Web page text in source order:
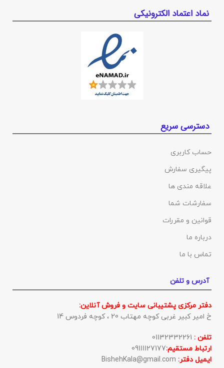
نماد اعتماد الکترونیکی
دسترسی سریع
حساب کاربری
پیگیری سفارش
علاقه مندی ها
سفارشات شما
قوانین و مقررات
درباره ما
تماس با ما
آدرس و تلفن
دفتر مرکزی پشتیبانی سایت و فروش آنلاین:
خ امیر کبیر غربی کوچه مهتاب 20 ، کوچه فردوس 14
تلفن :
ارتباط مستقیم:09111127177
ایمیل دفتر: